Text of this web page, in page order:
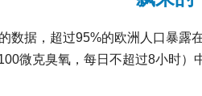
数据，超过95%的欧洲人口暴露
微克臭氧，每日不超过8小时）